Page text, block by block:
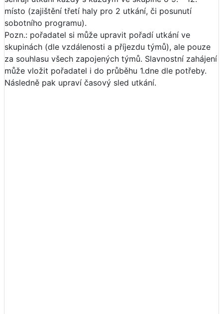
místo (zajištění třetí haly pro 2 utkání, či posunutí
sobotního programu).
Pozn.: pořadatel si může upravit pořadí utkání ve
skupinách (dle vzdálenosti a příjezdu týmů), ale pouze
za souhlasu všech zapojených týmů. Slavnostní zahájení
může vložit pořadatel i do průběhu 1.dne dle potřeby.
Následně pak upraví časový sled utkání.